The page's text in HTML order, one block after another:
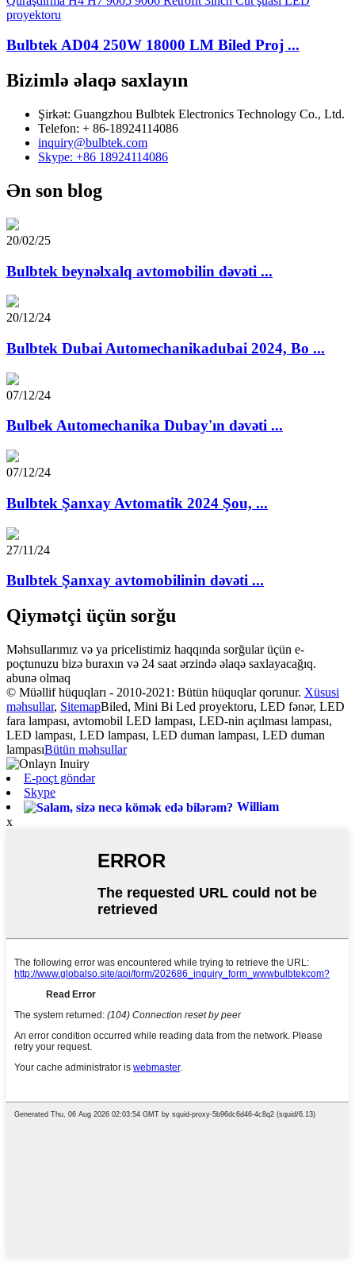
Bulbtek AD04 250W 18000 LM Biled Proj ...
Bizimlə əlaqə saxlayın
Şirkət: Guangzhou Bulbtek Electronics Technology Co., Ltd.
Telefon: + 86-18924114086
inquiry@bulbtek.com
Skype: +86 18924114086
Ən son blog
20/02/25
Bulbtek beynəlxalq avtomobilin dəvəti ...
20/12/24
Bulbtek Dubai Automechanikadubai 2024, Bo ...
07/12/24
Bulbek Automechanika Dubay'ın dəvəti ...
07/12/24
Bulbtek Şanxay Avtomatik 2024 Şou, ...
27/11/24
Bulbtek Şanxay avtomobilinin dəvəti ...
Qiymətçi üçün sorğu
Məhsullarımız və ya pricelistimiz haqqında sorğular üçün e-
poçtunuzu bizə buraxın və 24 saat ərzində əlaqə saxlayacağıq.
abunə olmaq
© Müəllif hüquqları - 2010-2021: Bütün hüquqlar qorunur. Xüsusi
məhsullar, SitemapBiled, Mini Bi Led proyektoru, LED fənər, LED
fara lampası, avtomobil LED lampası, LED-nin açılması lampası,
LED lampası, LED lampası, LED duman lampası, LED duman
lampasıBütün məhsullar
E-poçt göndər
Skype
William
x